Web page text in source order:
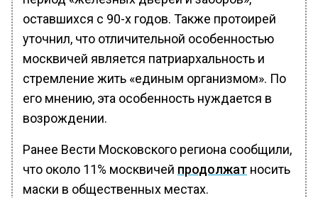
оставшихся с 90-х годов. Также протоирей
уточнил, что отличительной особенностью
москвичей является патриархальность и
стремление жить «единым организмом». По
его мнению, эта особенность нуждается в
возрождении.
Ранее Вести Московского региона сообщили,
что около 11% москвичей продолжат носить
маски в общественных местах.